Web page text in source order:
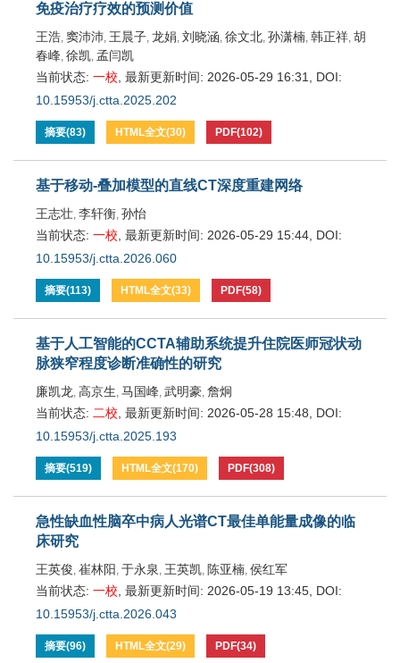
免疫治疗疗效的预测价值
王浩, 窦沛沛, 王晨子, 龙娟, 刘晓涵, 徐文北, 孙潇楠, 韩正祥, 胡
春峰, 徐凯, 孟闫凯
当前状态: 一校 最新更新时间: 2026-05-29 16:31
DOI:
10.15953/j.ctta.2025.202
摘要(83) HTML全文(30) PDF(102)
基于移动-叠加模型的直线CT深度重建网络
王志壮, 李轩衡, 孙怡
当前状态: 一校 最新更新时间: 2026-05-29 15:44 DOI:
10.15953/j.ctta.2026.060
摘要(113) HTML全文(33) PDF(58)
基于人工智能的CCTA辅助系统提升住院医师冠状动
脉狭窄程度诊断准确性的研究
廉凯龙, 高京生, 马国峰, 武明豪, 詹炯
当前状态: 二校 最新更新时间: 2026-05-28 15:48
DOI:
10.15953/j.ctta.2025.193
摘要(519) HTML全文(170) PDF(308)
急性缺血性脑卒中病人光谱CT最佳单能量成像的临
床研究
王英俊, 崔林阳, 于永泉 , 王英凯, 陈亚楠, 侯红军
当前状态: 一校 最新更新时间: 2026-05-19 13:45 DOI:
10.15953/j.ctta.2026.043
摘要(96) HTML全文(29) PDF(34)